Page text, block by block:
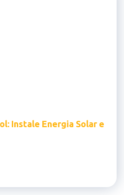
Instale Energia Solar e